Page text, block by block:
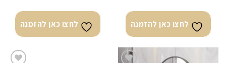
לחצו כאן להזמנה לחצו כאן להזמנה